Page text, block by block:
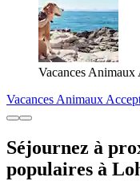
Vacances Animaux
Vacances Animaux
Séjournez à
populaires à